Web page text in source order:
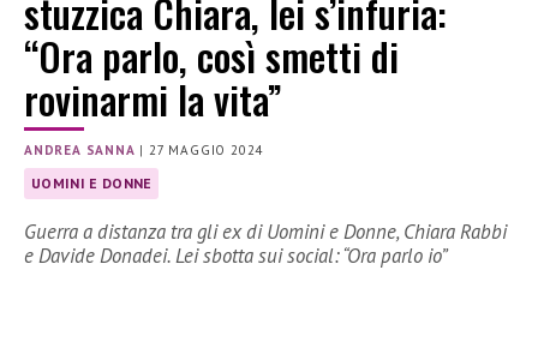
stuzzica Chiara, lei s’infuria:
“Ora parlo, così smetti di
rovinarmi la vita”
ANDREA SANNA |27 MAGGIO 2024
UOMINI E DONNE
Guerra a distanza tra gli ex di Uomini e Donne, Chiara Rabbi
e Davide Donadei. Lei sbotta sui social: “Ora parlo io”